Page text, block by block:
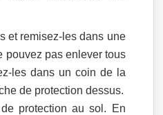
et remisez-les dans une
pouvez pas enlever tous
les dans un coin de la
de protection dessus.
protection au sol. En